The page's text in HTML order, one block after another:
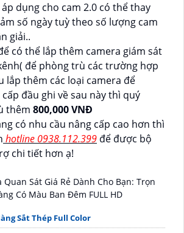
dụng cho cam 2.0 có thể thay
số ngày tuỳ theo số lượng cam
giải..
có thể lắp thêm camera giám sát
để phòng trù các trường hợp
lắp thêm các loại camera để
đầu ghi về sau này thì quý
thêm 800,000 VNĐ
có nhu cầu nâng cấp cao hơn thì
hotline 0938.112.399 để được bộ
chi tiết hơn ạ!
Quan Sát Giá Rẻ Dành Cho Bạn: Trọn
Có Màu Ban Đêm FULL HD
Sắt Thép Full Color